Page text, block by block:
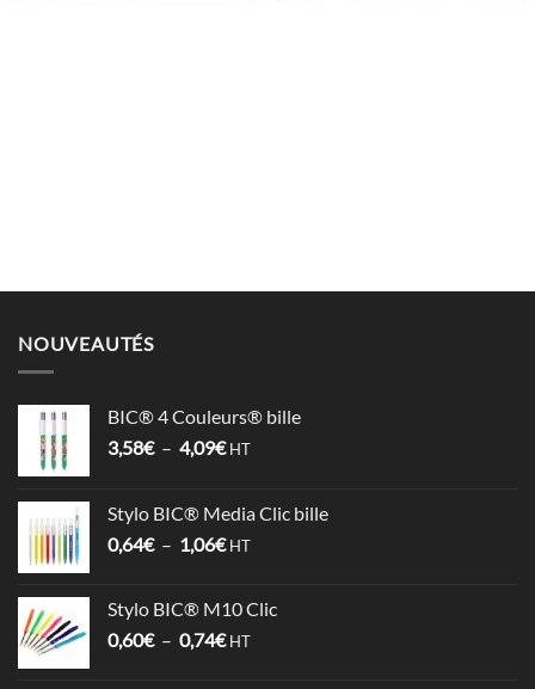
NOUVEAUTÉS
BIC® 4 Couleurs® bille
3,58€ – 4,09€Plage
3,58€
à
HT
Stylo BIC® Media Clic bille
0,64€ – 1,06€Plage
0,64€
à
HT
Stylo BIC® M10 Clic
0,60€ – 0,74€Plage
HT